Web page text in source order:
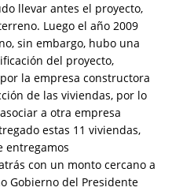
llevar antes el proyecto,
Luego el año 2009
sin embargo, hubo una
del proyecto,
la empresa constructora
de las viviendas, por lo
a otra empresa
estas 11 viviendas,
entregamos
con un monto cercano a
Gobierno del Presidente